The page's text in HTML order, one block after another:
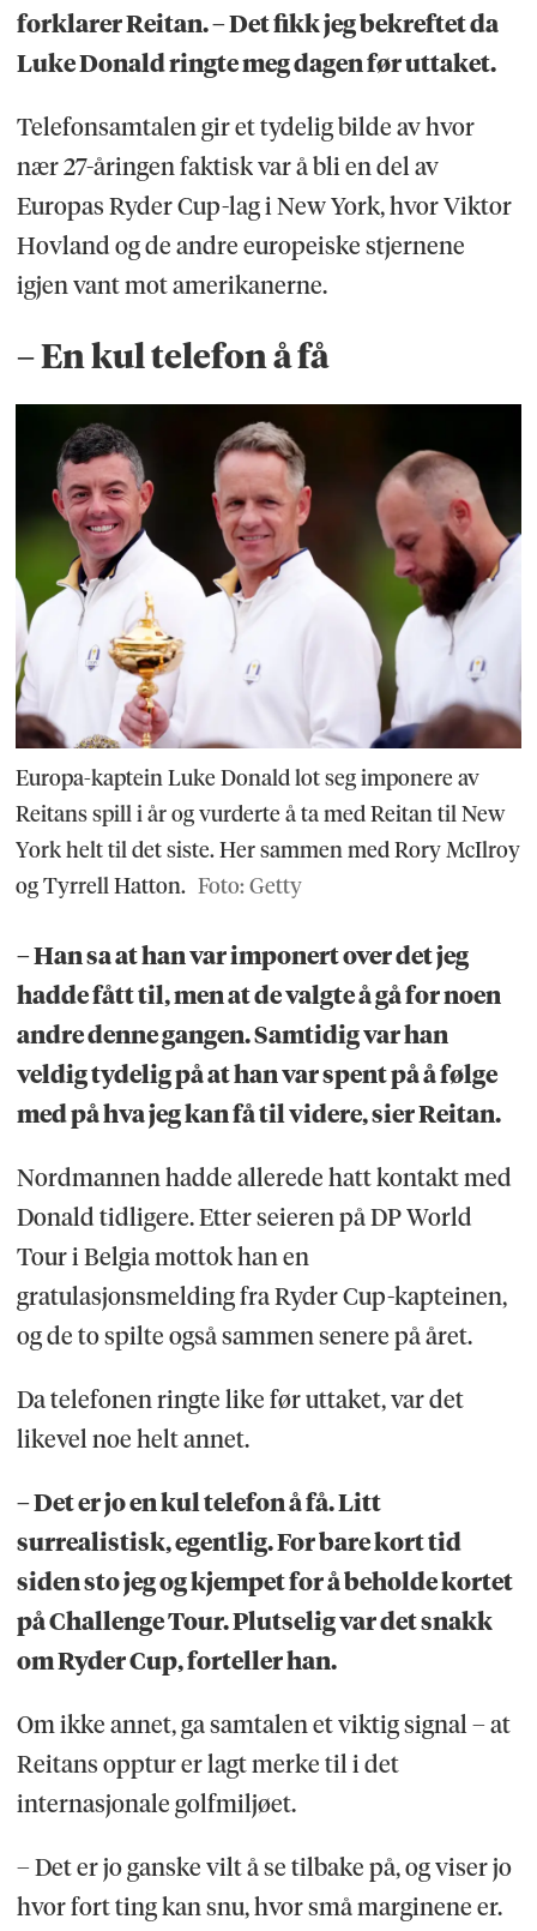
forklarer Reitan. – Det fikk jeg bekreftet da
Luke Donald ringte meg dagen før uttaket.
Telefonsamtalen gir et tydelig bilde av hvor
nær 27-åringen faktisk var å bli en del av
Europas Ryder Cup-lag i New York, hvor Viktor
Hovland og de andre europeiske stjernene
igjen vant mot amerikanerne.
– En kul telefon å få
Europa-kaptein Luke Donald lot seg imponere av
Reitans spill i år og vurderte å ta med Reitan til New
York helt til det siste. Her sammen med Rory McIlroy
og Tyrrell Hatton. Foto: Getty
– Han sa at han var imponert over det jeg
hadde fått til, men at de valgte å gå for noen
andre denne gangen. Samtidig var han
veldig tydelig på at han var spent på å følge
med på hva jeg kan få til videre, sier Reitan.
Nordmannen hadde allerede hatt kontakt med
Donald tidligere. Etter seieren på DP World
Tour i Belgia mottok han en
gratulasjonsmelding fra Ryder Cup-kapteinen,
og de to spilte også sammen senere på året.
Da telefonen ringte like før uttaket, var det
likevel noe helt annet.
– Det er jo en kul telefon å få. Litt
surrealistisk, egentlig. For bare kort tid
siden sto jeg og kjempet for å beholde kortet
på Challenge Tour. Plutselig var det snakk
om Ryder Cup, forteller han.
Om ikke annet, ga samtalen et viktig signal – at
Reitans opptur er lagt merke til i det
internasjonale golfmiljøet.
– Det er jo ganske vilt å se tilbake på, og viser jo
hvor fort ting kan snu, hvor små marginene er.